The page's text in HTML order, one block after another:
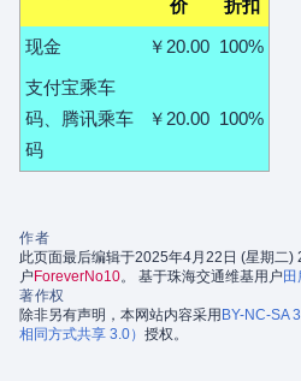
价
折扣
现金
￥20.00 100%
支付宝乘车
码、腾讯乘车
码
￥20.00 100%
作者
此页面最后编辑于2025年4月22日 (星期二)
户 ForeverNo10。 基于珠海交通维基用户
著作权
除非另有声明，本网站内容采用 BY-NC-SA
相同方式共享 3.0） 授权。